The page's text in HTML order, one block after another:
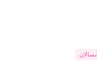
آبسالان